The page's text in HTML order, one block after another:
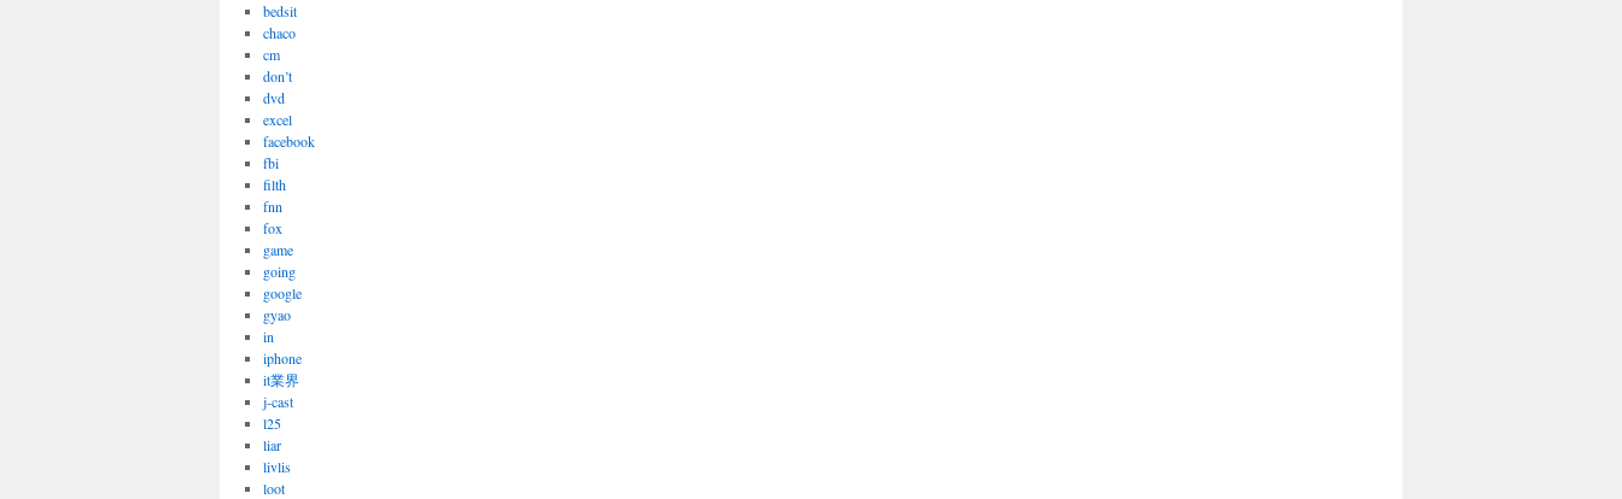
bedsit
chaco
cm
don’t
dvd
excel
facebook
fbi
filth
fnn
fox
game
going
google
gyao
in
iphone
it業界
j-cast
l25
liar
livlis
loot